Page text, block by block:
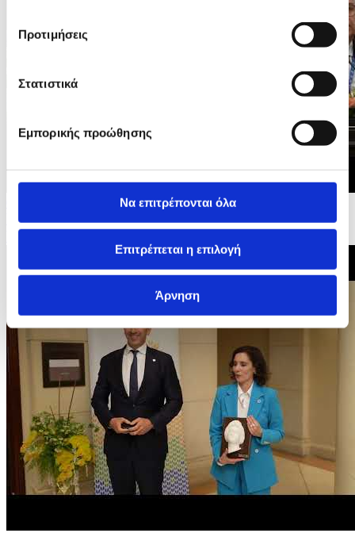
Προτιμήσεις
Στατιστικά
Εμπορικής προώθησης
Να επιτρέπονται όλα
Επιτρέπεται η επιλογή
Άρνηση
Υπ. Εσωτερικών - 3ο Ευρωμεσογειακό Εργαστήρι
Υψηλού Επιπέδου για τους Κινδύνους από τις...